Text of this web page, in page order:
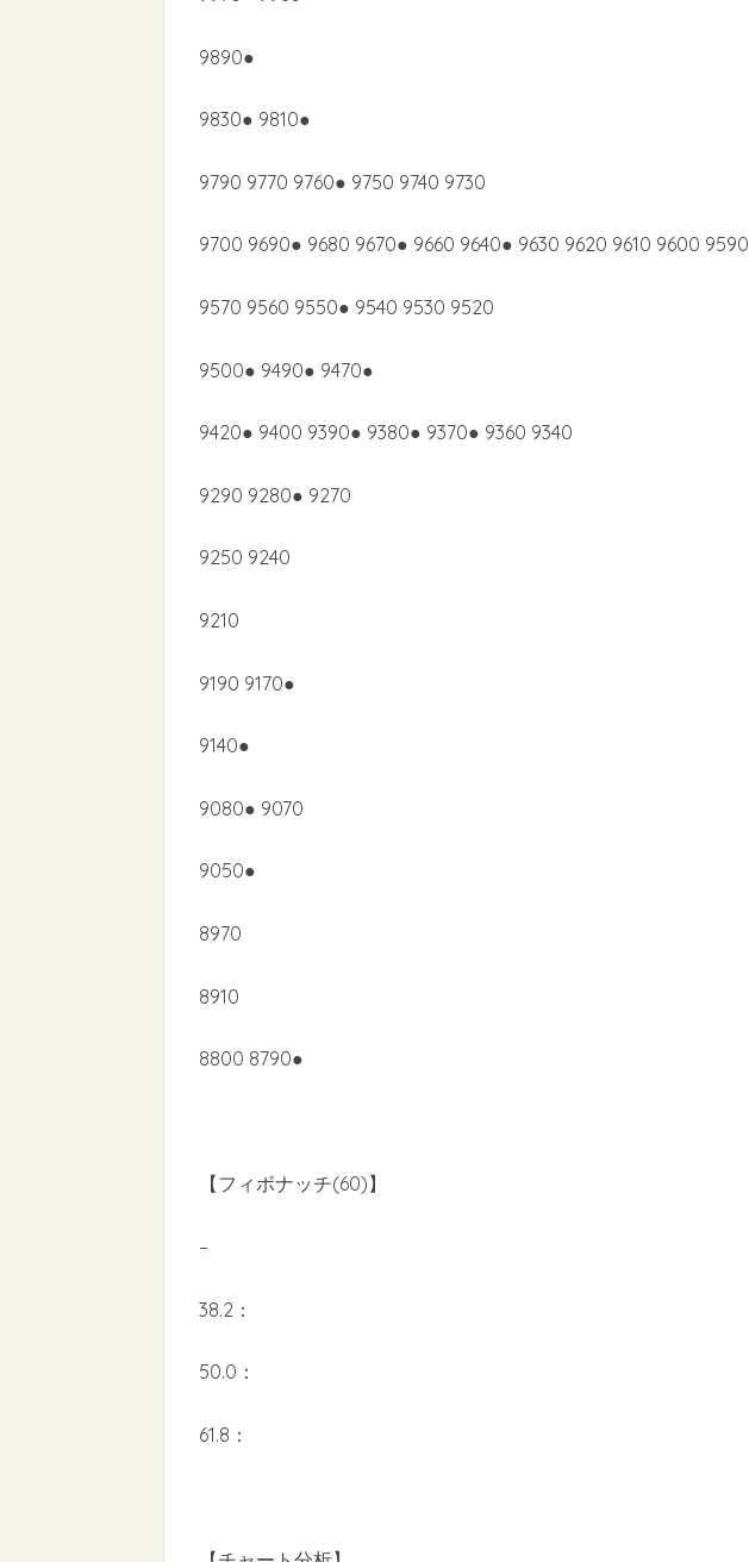
9890●
9830● 9810●
9790 9770 9760● 9750 9740 9730
9700 9690● 9680 9670● 9660 9640● 9630 9620 9610 9600 9590
9570 9560 9550● 9540 9530 9520
9500● 9490● 9470●
9420● 9400 9390● 9380● 9370● 9360 9340
9290 9280● 9270
9250 9240
9210
9190 9170●
9140●
9080● 9070
9050●
8970
8910
8800 8790●
【フィボナッチ(60)】
–
38.2：
50.0：
61.8：